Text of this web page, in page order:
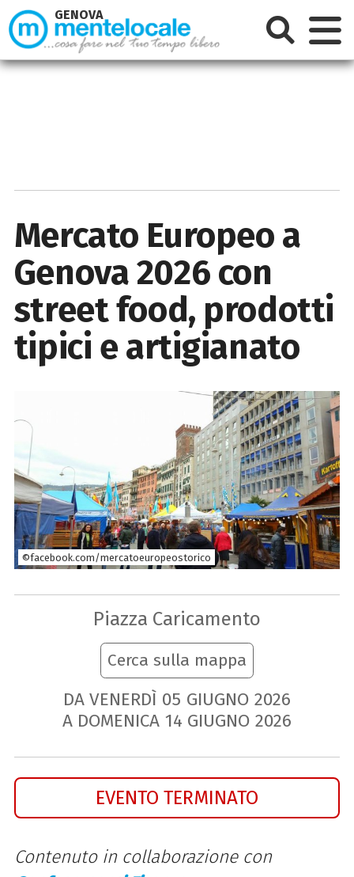
Mercato Europeo a
Genova 2026 con
street food, prodotti
tipici e artigianato
©facebook.com/mercatoeuropeostorico
Piazza Caricamento
Cerca sulla mappa
DA VENERDÌ 05 GIUGNO 2026
A DOMENICA 14 GIUGNO 2026
EVENTO TERMINATO
Contenuto in collaborazione con
GENOVA